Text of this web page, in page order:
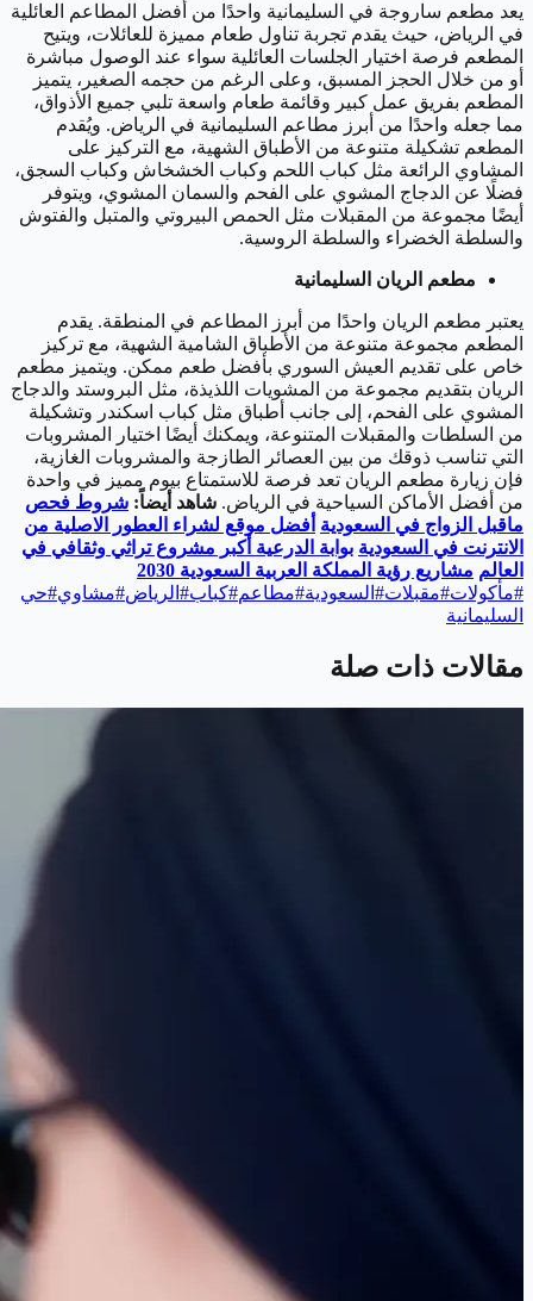
يعد مطعم ساروجة في السليمانية واحدًا من أفضل المطاعم العائلية
في الرياض، حيث يقدم تجربة تناول طعام مميزة للعائلات، ويتيح
المطعم فرصة اختيار الجلسات العائلية سواء عند الوصول مباشرة
أو من خلال الحجز المسبق، وعلى الرغم من حجمه الصغير، يتميز
المطعم بفريق عمل كبير وقائمة طعام واسعة تلبي جميع الأذواق،
مما جعله واحدًا من أبرز مطاعم السليمانية في الرياض. ويُقدم
المطعم تشكيلة متنوعة من الأطباق الشهية، مع التركيز على
المشاوي الرائعة مثل كباب اللحم وكباب الخشخاش وكباب السجق،
فضلًا عن الدجاج المشوي على الفحم والسمان المشوي، ويتوفر
أيضًا مجموعة من المقبلات مثل الحمص البيروتي والمتبل والفتوش
والسلطة الخضراء والسلطة الروسية.
مطعم الريان السليمانية
يعتبر مطعم الريان واحدًا من أبرز المطاعم في المنطقة. يقدم
المطعم مجموعة متنوعة من الأطباق الشامية الشهية، مع تركيز
خاص على تقديم العيش السوري بأفضل طعم ممكن. ويتميز مطعم
الريان بتقديم مجموعة من المشويات اللذيذة، مثل البروستد والدجاج
المشوي على الفحم، إلى جانب أطباق مثل كباب اسكندر وتشكيلة
من السلطات والمقبلات المتنوعة، ويمكنك أيضًا اختيار المشروبات
التي تناسب ذوقك من بين العصائر الطازجة والمشروبات الغازية،
فإن زيارة مطعم الريان تعد فرصة للاستمتاع بيوم مميز في واحدة
من أفضل الأماكن السياحية في الرياض. شاهد أيضاً: شروط فحص
ماقبل الزواج في السعودية أفضل موقع لشراء العطور الاصلية من
الانترنت في السعودية بوابة الدرعية أكبر مشروع تراثي وثقافي في
العالم مشاريع رؤية المملكة العربية السعودية 2030
#مأكولات#مقبلات# السعودية#مطاعم#كباب# الرياض#مشاوي#حي
السليمانية
مقالات ذات صلة